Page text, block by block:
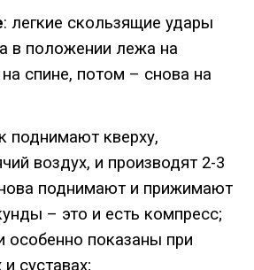
: легкие скользящие удары
в положении лежа на
на спине, потом – снова на
поднимают кверху,
воздух, и производят 2-3
поднимают и прижимают
– это и есть компресс;
особенно показаны при
и суставах;